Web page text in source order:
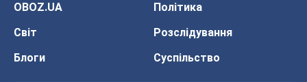
OBOZ.UA
Політика
Світ
Розслідування
Блоги
Суспільство